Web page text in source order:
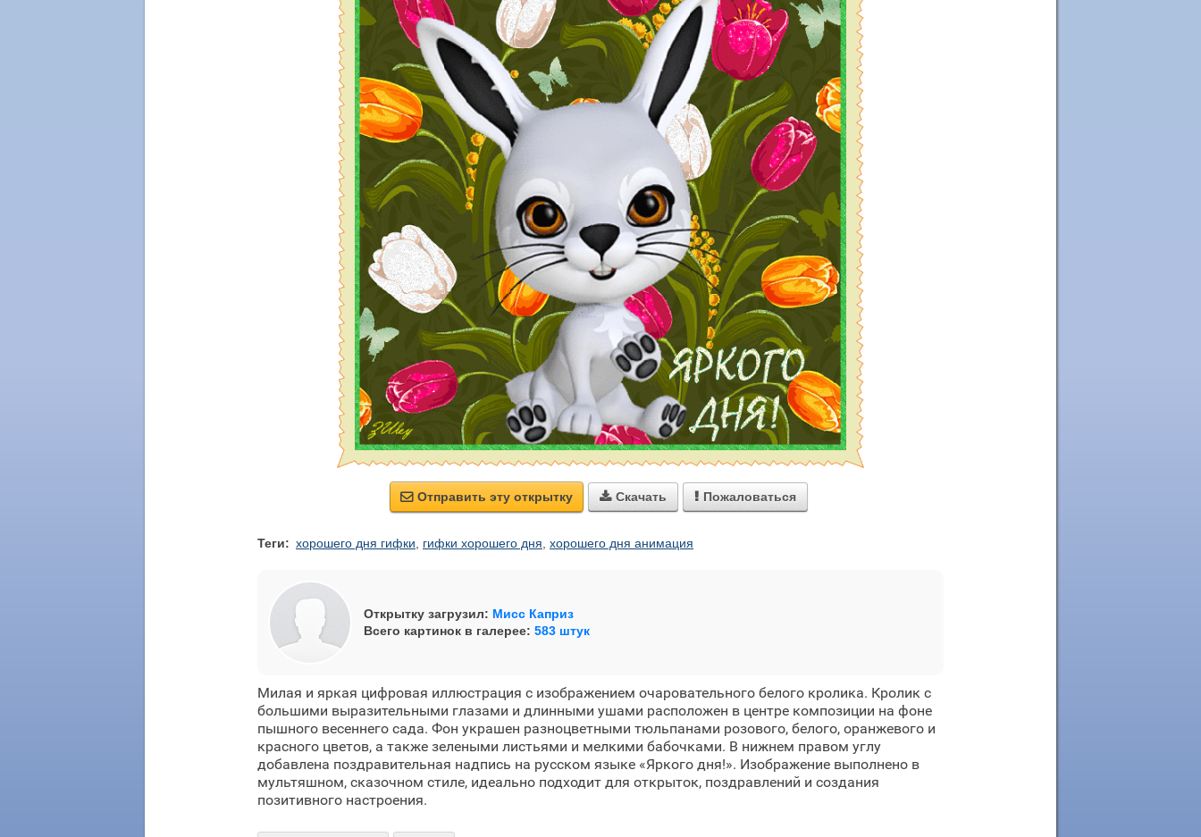
 Отправить эту открытку  Скачать  Пожаловаться
Теги: хорошего дня гифки гифки хорошего дня хорошего дня анимация
Открытку загрузил: Мисс Каприз
Всего картинок в галерее: 583 штук
Милая и яркая цифровая иллюстрация с изображением очаровательного белого кролика. Кролик с
большими выразительными глазами и длинными ушами расположен в центре композиции на фоне
пышного весеннего сада. Фон украшен разноцветными тюльпанами розового, белого, оранжевого и
красного цветов, а также зелеными листьями и мелкими бабочками. В нижнем правом углу
добавлена поздравительная надпись на русском языке «Яркого дня!». Изображение выполнено в
мультяшном, сказочном стиле, идеально подходит для открыток, поздравлений и создания
позитивного настроения.